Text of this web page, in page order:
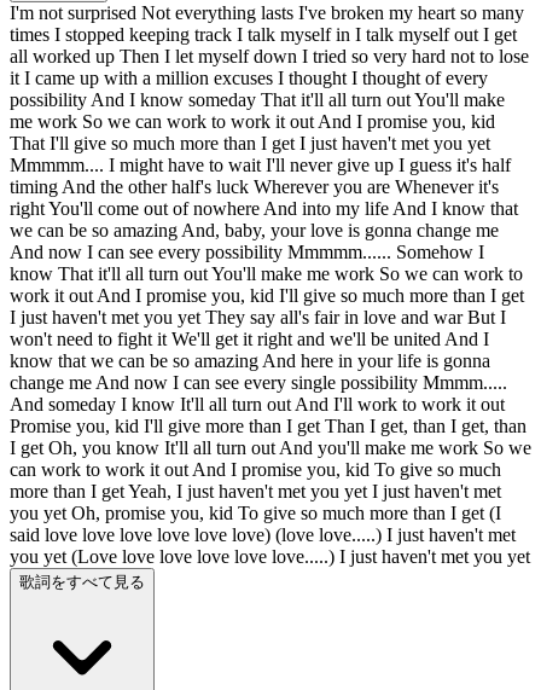
I'm not surprised Not everything lasts I've broken my heart so many
times I stopped keeping track I talk myself in I talk myself out I get
all worked up Then I let myself down I tried so very hard not to lose
it I came up with a million excuses I thought I thought of every
possibility And I know someday That it'll all turn out You'll make
me work So we can work to work it out And I promise you, kid
That I'll give so much more than I get I just haven't met you yet
Mmmmm.... I might have to wait I'll never give up I guess it's half
timing And the other half's luck Wherever you are Whenever it's
right You'll come out of nowhere And into my life And I know that
we can be so amazing And, baby, your love is gonna change me
And now I can see every possibility Mmmmm...... Somehow I
know That it'll all turn out You'll make me work So we can work to
work it out And I promise you, kid I'll give so much more than I get
I just haven't met you yet They say all's fair in love and war But I
won't need to fight it We'll get it right and we'll be united And I
know that we can be so amazing And here in your life is gonna
change me And now I can see every single possibility Mmmm.....
And someday I know It'll all turn out And I'll work to work it out
Promise you, kid I'll give more than I get Than I get, than I get, than
I get Oh, you know It'll all turn out And you'll make me work So we
can work to work it out And I promise you, kid To give so much
more than I get Yeah, I just haven't met you yet I just haven't met
you yet Oh, promise you, kid To give so much more than I get (I
said love love love love love love) (love love.....) I just haven't met
you yet (Love love love love love love.....) I just haven't met you yet
歌詞をすべて見る